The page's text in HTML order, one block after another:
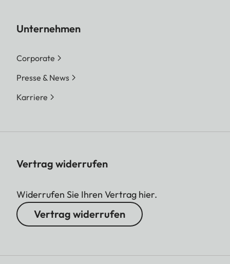
Unternehmen
Corporate
Presse & News
Karriere
Vertrag widerrufen
Widerrufen Sie Ihren Vertrag hier.
Vertrag widerrufen